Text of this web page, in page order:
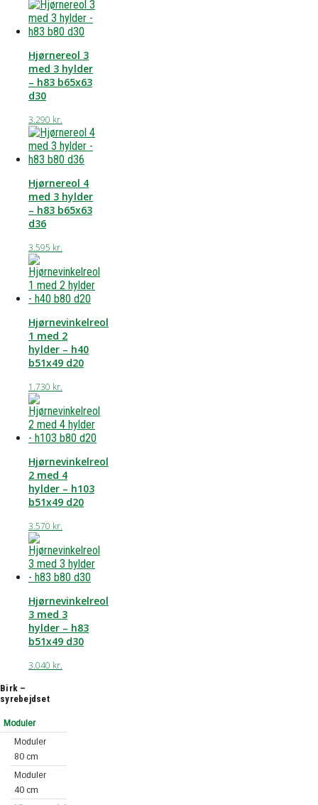
Hjørnereol 3
med 3 hylder
– h83 b65x63
d30
3.290 kr.
Hjørnereol 4
med 3 hylder
– h83 b65x63
d36
3.595 kr.
Hjørnevinkelreol
1 med 2
hylder – h40
b51x49 d20
1.730 kr.
Hjørnevinkelreol
2 med 4
hylder – h103
b51x49 d20
3.570 kr.
Hjørnevinkelreol
3 med 3
hylder – h83
b51x49 d30
3.040 kr.
Birk –
syrebejdset
Moduler
Moduler
80 cm
Moduler
40 cm